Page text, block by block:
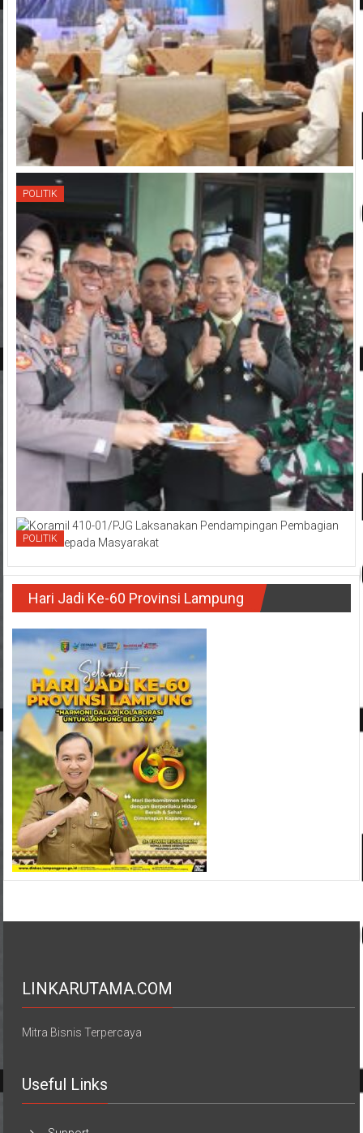
POLITIK
POLITIK
Hari Jadi Ke-60 Provinsi Lampung
LINKARUTAMA.COM
Mitra Bisnis Terpercaya
Useful Links